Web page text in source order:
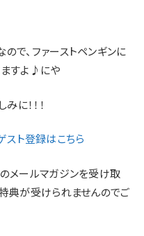
で、ファーストペンギンに
ますよ♪にや
に！！！
スト登録はこちら
メールマガジンを受け取
典が受けられませんのでご